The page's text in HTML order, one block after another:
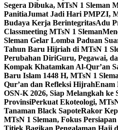
Segera Dibuka, MTsN 1 Sleman
PanitiaJumat Jadi Hari PMPZI,
Budaya Kerja BerintegritasAdu
Classmeeting MTsN 1 Sleman
Sleman Gelar Lomba Paduan
Tahun Baru Hijriah di MTsN 1
Perubahan DiriGuru, Pegawai,
Kompak Khatamkan Al-Qur’an
Baru Islam 1448 H, MTsN 1
Qur’an dan Refleksi HijrahEnam
OSN-K 2026, Siap Melangkah ke
ProvinsiPerkuat Ekoteologi,
Tanaman Black SapoteRakor
MTsN 1 Sleman, Fokus
Titiek Bagikan Pengalaman Haji